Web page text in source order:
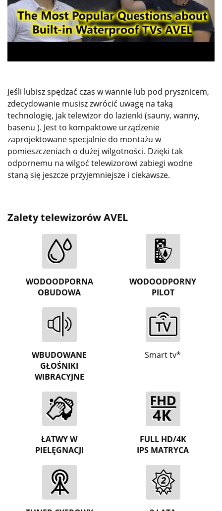
Jeśli lubisz spędzać czas w wannie lub pod prysznicem,
zdecydowanie musisz zwrócić uwagę na taką
technologię, jak telewizor do lazienki (sauny, wanny,
basenu ). Jest to kompaktowe urządzenie
zaprojektowane specjalnie do montażu w
pomieszczeniach o dużej wilgotności. Dzięki tak
odpornemu na wilgoć telewizorowi zabiegi wodne
staną się jeszcze przyjemniejsze i ciekawsze.
Zalety telewizorów AVEL
WODOODPORNA
OBUDOWA
WODOODPORNY
PILOT
WBUDOWANE
GŁOŚNIKI
WIBRACYJNE
Smart tv*
ŁATWY W
PIELĘGNACJI
FULL HD/4K
IPS MATRYCA